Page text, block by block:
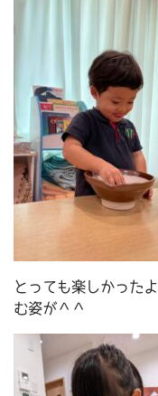
とっても楽しかった
む姿が＾＾